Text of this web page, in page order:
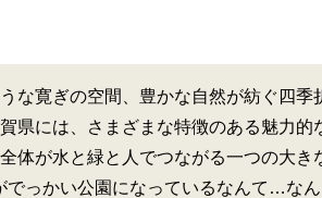
な寛ぎの空間、豊かな自然が紡ぐ四季
県には、さまざまな特徴のある魅力的
体が水と緑と人でつながる一つの大
でっかい公園になっているなんて…な